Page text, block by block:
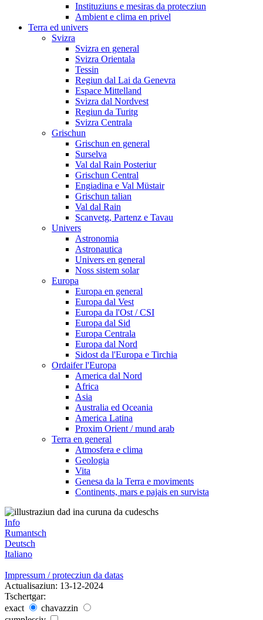
Instituziuns e mesiras da protecziun
Ambient e clima en privel
Terra ed univers
Svizra
Svizra en general
Svizra Orientala
Tessin
Regiun dal Lai da Genevra
Espace Mittelland
Svizra dal Nordvest
Regiun da Turitg
Svizra Centrala
Grischun
Grischun en general
Surselva
Val dal Rain Posteriur
Grischun Central
Engiadina e Val Müstair
Grischun talian
Val dal Rain
Scanvetg, Partenz e Tavau
Univers
Astronomia
Astronautica
Univers en general
Noss sistem solar
Europa
Europa en general
Europa dal Vest
Europa da l'Ost / CSI
Europa dal Sid
Europa Centrala
Europa dal Nord
Sidost da l'Europa e Tirchia
Ordaifer l'Europa
America dal Nord
Africa
Asia
Australia ed Oceania
America Latina
Proxim Orient / mund arab
Terra en general
Atmosfera e clima
Geologia
Vita
Genesa da la Terra e moviments
Continents, mars e pajais en survista
Info
Rumantsch
Deutsch
Italiano
Impressum / protecziun da datas
Actualisaziun: 13-12-2024
Tschertgar:
exact
chavazzin